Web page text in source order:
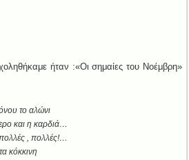
ήταν :«Οι σημαίες του Νοέμβρη»
το αλώνι
και η καρδιά…
, πολλές!…
κόκκινη